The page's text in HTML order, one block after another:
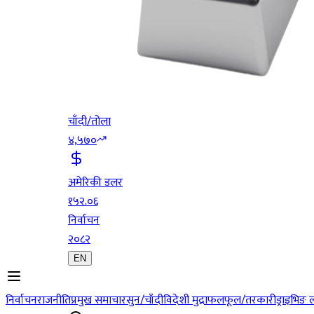
चाँदी/तोला
४,५७०
अमेरिकी डलर
१५२.०६
निर्वाचन
२०८२
EN
निर्वाचनराजनीतिप्रमुख समाचारसुन/चाँदीविदेशी मुद्राफलफूल/तरकारी